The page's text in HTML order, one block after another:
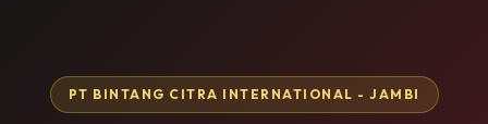
PT BINTANG CITRA INTERNATIONAL - JAMBI